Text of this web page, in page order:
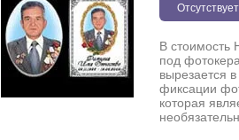
Отсутствует
В стоимость
под
вырезается
фиксации
которая